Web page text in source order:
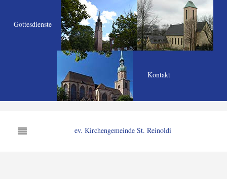
Gottesdienste
Kontakt
ev. Kirchengemeinde St. Reinoldi